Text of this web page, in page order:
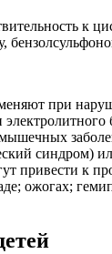
к
при
синдром)
привести к
ожогах;